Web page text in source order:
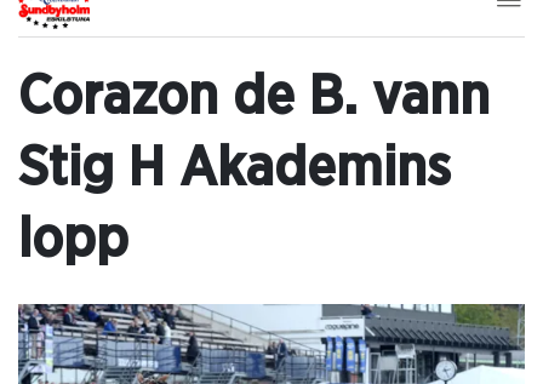
Corazon de B. vann
Stig H Akademins
lopp